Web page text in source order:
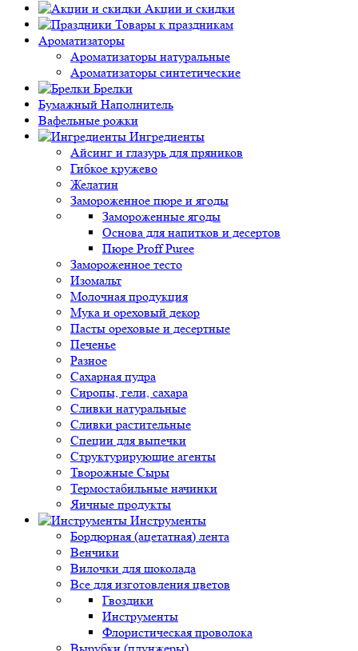
Акции и скидки
Товары к праздникам
Ароматизаторы
Ароматизаторы натуральные
Ароматизаторы синтетические
Брелки
Бумажный Наполнитель
Вафельные рожки
Ингредиенты
Айсинг и глазурь для пряников
Гибкое кружево
Желатин
Замороженное пюре и ягоды
Замороженные ягоды
Основа для напитков и десертов
Пюре Proff Puree
Замороженное тесто
Изомальт
Молочная продукция
Мука и ореховый декор
Пасты ореховые и десертные
Печенье
Разное
Сахарная пудра
Сиропы, гели, сахара
Сливки натуральные
Сливки растительные
Специи для выпечки
Структурирующие агенты
Творожные Сыры
Термостабильные начинки
Яичные продукты
Инструменты
Бордюрная (ацетатная) лента
Венчики
Вилочки для шоколада
Все для изготовления цветов
Гвоздики
Инструменты
Флористическая проволока